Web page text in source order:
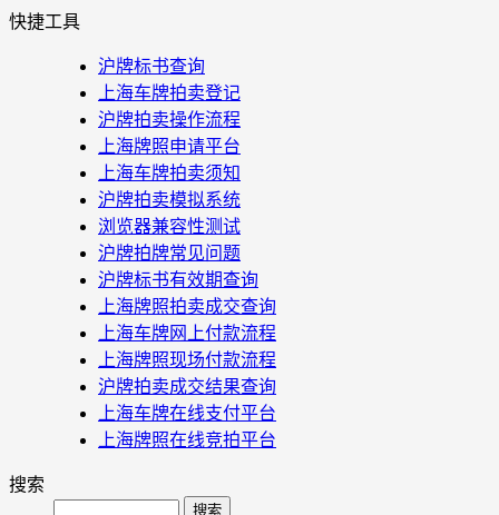
快捷工具
沪牌标书查询
上海车牌拍卖登记
沪牌拍卖操作流程
上海牌照申请平台
上海车牌拍卖须知
沪牌拍卖模拟系统
浏览器兼容性测试
沪牌拍牌常见问题
沪牌标书有效期查询
上海牌照拍卖成交查询
上海车牌网上付款流程
上海牌照现场付款流程
沪牌拍卖成交结果查询
上海车牌在线支付平台
上海牌照在线竞拍平台
搜索